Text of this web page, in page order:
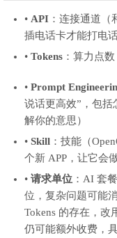
• API ：连接通道
插电话卡才能打电话
• Tokens ：算力点
• Prompt
说话更高效”，包括
解你的意思）
• Skill ：技能（
个新 APP，让它会
• 请求单位 ：AI 套
位，复杂问题可能
Tokens 的存在，改
仍可能额外收费，